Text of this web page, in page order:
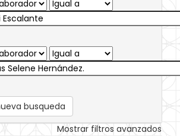
busqueda
Mostrar filtros avanzados